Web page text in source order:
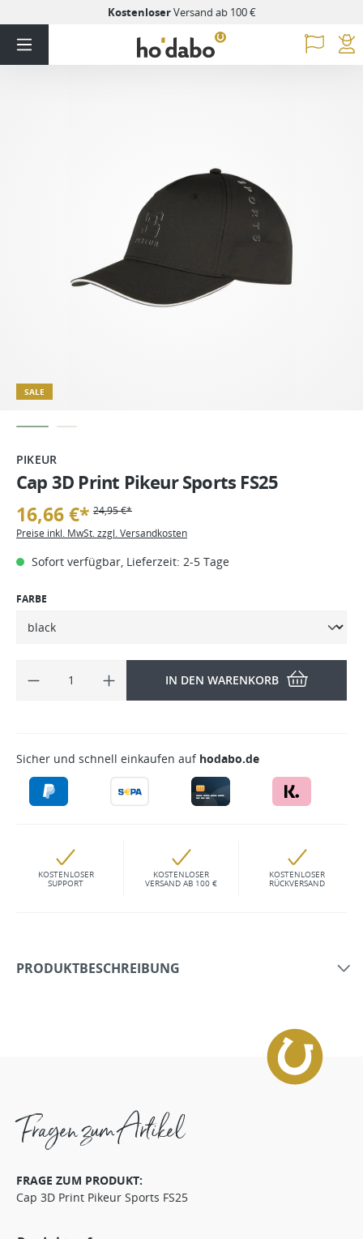
KostenloserVersand ab 100 €
SALE
PIKEUR
Cap 3D Print Pikeur Sports FS25
16,66 €* 24,95 €*
Preise inkl. MwSt. zzgl. Versandkosten
Sofort verfügbar, Lieferzeit: 2-5 Tage
FARBE
IN DEN WARENKORB
Sicher und schnell einkaufen auf hodabo.de
KOSTENLOSER
SUPPORT
KOSTENLOSER
VERSAND AB 100 €
KOSTENLOSER
RÜCKVERSAND
PRODUKTBESCHREIBUNG
Fragen zum Artikel
FRAGE ZUM PRODUKT:
Cap 3D Print Pikeur Sports FS25